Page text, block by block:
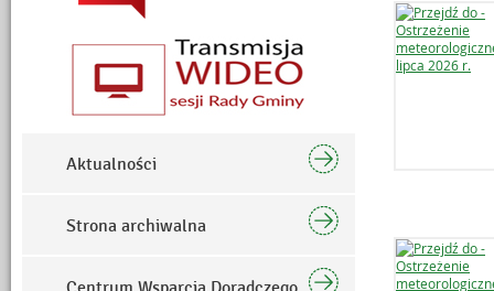
Aktualności
Strona archiwalna
Artykuły